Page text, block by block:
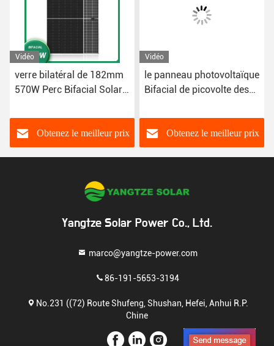
Vidéo
verre bilatéral de 182mm
570W Perc Bifacial Solar
Obtenez le meilleur prix
Vidéo
le panneau photovoltaïque
Bifacial de picovolte des
augmenté la puissance
supplémentaire de 30%
Obtenez le meilleur prix
Yangtze Solar Power Co., Ltd.
marco@yangtze-power.com
86-191-5653-3194
No.231 ((72) Route Shufeng, Shushan, Hefei, Anhui R.P.
Chine